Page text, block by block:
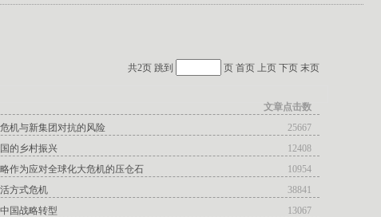
共2页 跳到 页 首页 上页 下页 末页
文章点击数
机与新集团对抗的风险
25667
的乡村振兴
12408
作为应对全球化大危机的压仓石
10954
方式危机
38841
国战略转型
13067